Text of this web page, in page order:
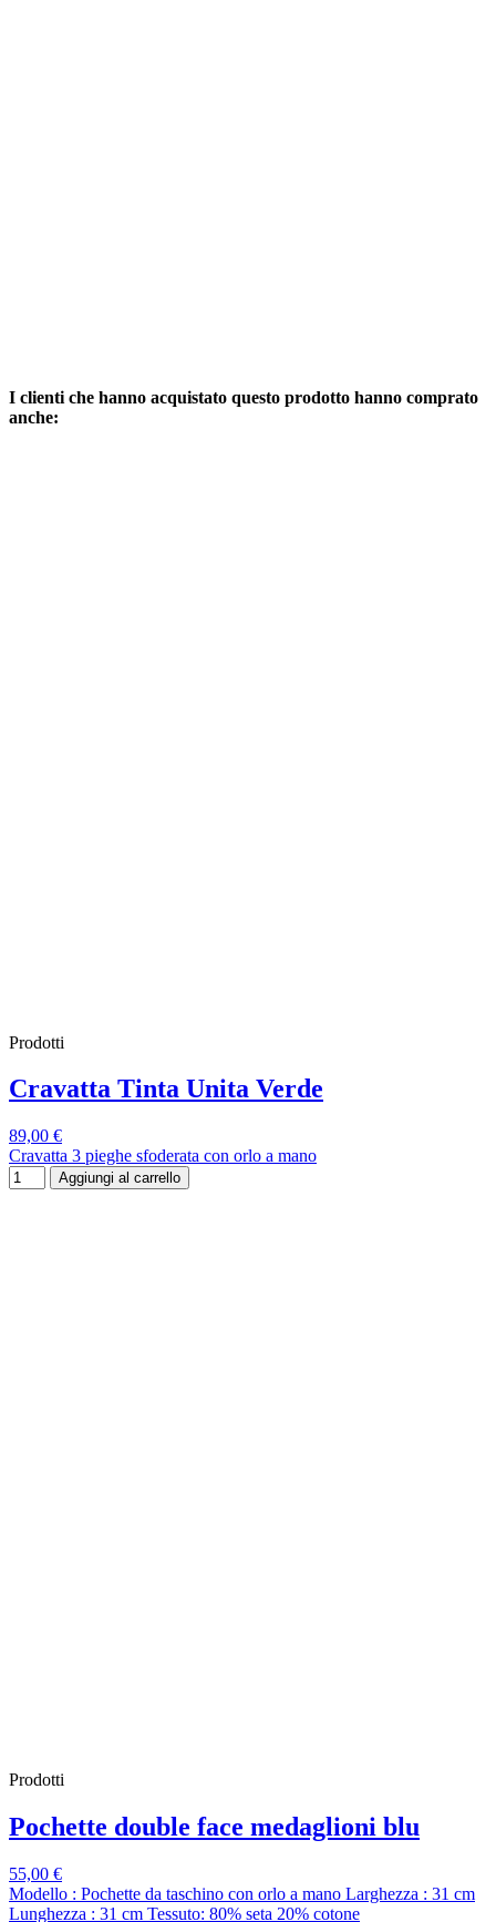
I clienti che hanno acquistato questo prodotto hanno comprato
anche:
Prodotti
Cravatta Tinta Unita Verde
89,00 €
Cravatta 3 pieghe sfoderata con orlo a mano
Aggiungi al carrello
Prodotti
Pochette double face medaglioni blu
55,00 €
Modello : Pochette da taschino con orlo a mano Larghezza : 31 cm
Lunghezza : 31 cm Tessuto: 80% seta 20% cotone